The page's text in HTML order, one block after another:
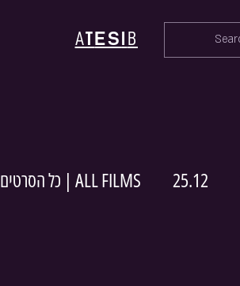
ATES B
כל הסרטים | ALL FILMS 25.12